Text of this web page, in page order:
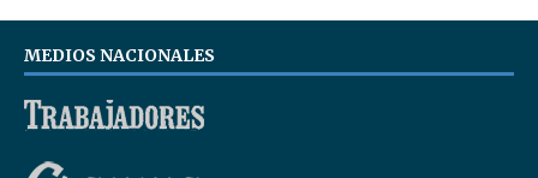
MEDIOS NACIONALES